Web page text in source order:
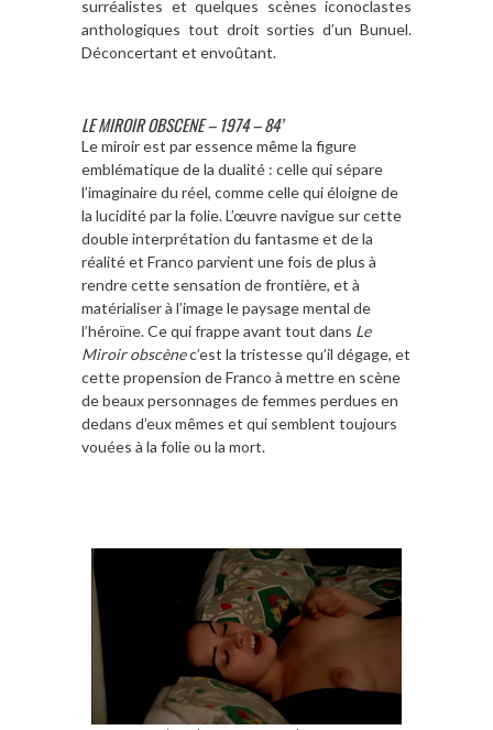
surréalistes et quelques scènes iconoclastes
anthologiques tout droit sorties d’un Bunuel.
Déconcertant et envoûtant.
LE MIROIR OBSCENE – 1974 – 84’
Le miroir est par essence même la figure
emblématique de la dualité : celle qui sépare
l’imaginaire du réel, comme celle qui éloigne de
la lucidité par la folie. L’œuvre navigue sur cette
double interprétation du fantasme et de la
réalité et Franco parvient une fois de plus à
rendre cette sensation de frontière, et à
matérialiser à l’image le paysage mental de
l’héroïne. Ce qui frappe avant tout dans Le
Miroir obscènec’est la tristesse qu’il dégage, et
cette propension de Franco à mettre en scène
de beaux personnages de femmes perdues en
dedans d’eux mêmes et qui semblent toujours
vouées à la folie ou la mort.